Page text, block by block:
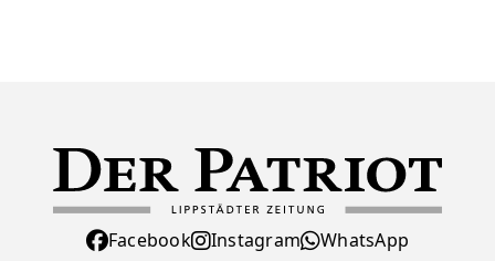
Facebook Instagram WhatsApp